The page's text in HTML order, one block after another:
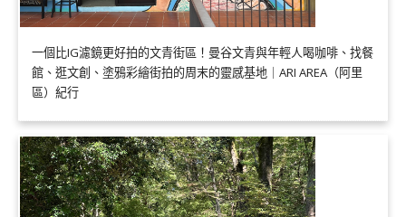
一個比IG濾鏡更好拍的文青街區！曼谷文青與年輕人喝咖啡、找餐
館、逛文創、塗鴉彩繪街拍的周末的靈感基地｜ARI AREA（阿里
區）紀行